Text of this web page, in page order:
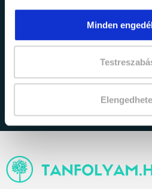
Minden
Elfogadom azadatkezelési